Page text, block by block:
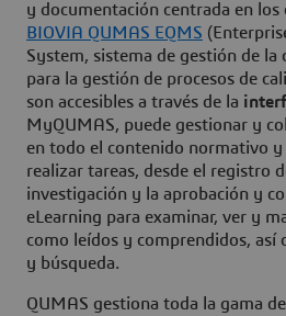
y documentación centrada en los
BIOVIA QUMAS EQMS
System, sistema de gestión de la
para la gestión de procesos de
son accesibles a través de la
MyQUMAS, puede gestionar y
en todo el contenido normativo y
realizar tareas, desde el registro
investigación y la aprobación y
eLearning para examinar, ver y
como leídos y comprendidos, así
y búsqueda.
QUMAS gestiona toda la gama